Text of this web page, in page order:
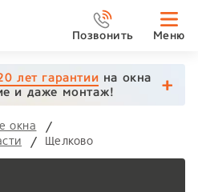
Позвонить Меню
лет гарантии на окна
и даже монтаж!
окна
Щелково